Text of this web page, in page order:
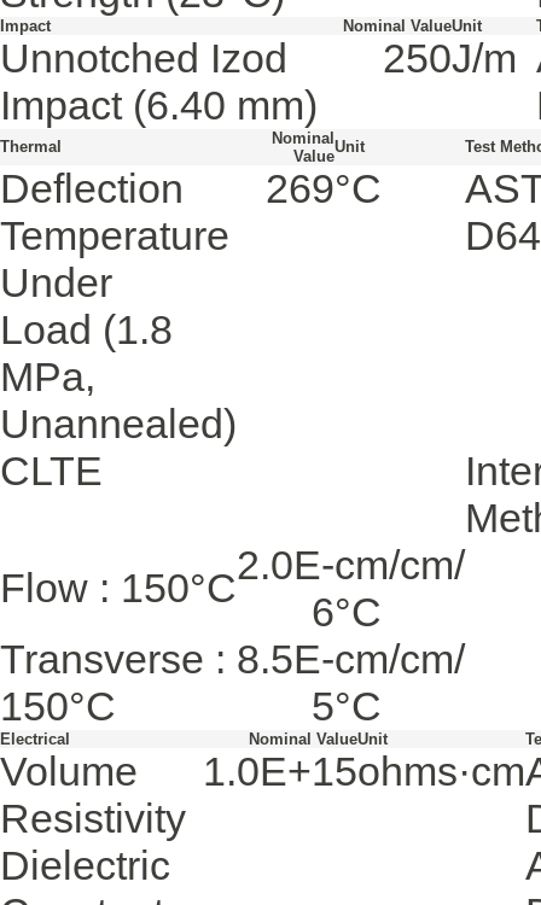
Impact Nominal ValueUnit
Unnotched Izod
Impact(6.40 mm)
250J/m
Thermal
Nominal
Value
Unit Test
Deflection
Temperature
Under
Load (1.8
MPa,
Unannealed)
269°C
CLTE
Flow : 150°C2.0E-
6
cm/cm/
°C
Transverse :
150°C
8.5E-
5
cm/cm/
°C
Electrical Nominal ValueUnit
Volume
Resistivity
1.0E+15ohms·cm
Dielectric